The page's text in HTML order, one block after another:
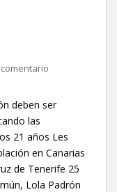
deben ser
las
21 años Les
en Canarias
de Tenerife 25
Lola Padrón